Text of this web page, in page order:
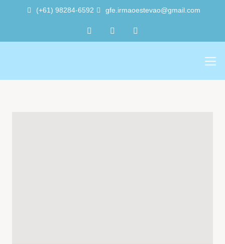
(+61) 98284-6592 gfe.irmaoestevao@gmail.com